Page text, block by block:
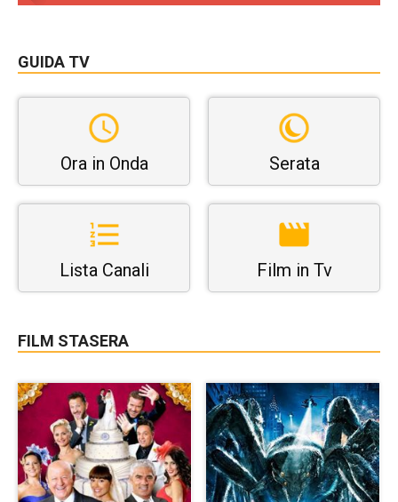
GUIDA TV
Ora in Onda Serata
Lista Canali Film in Tv
FILM STASERA